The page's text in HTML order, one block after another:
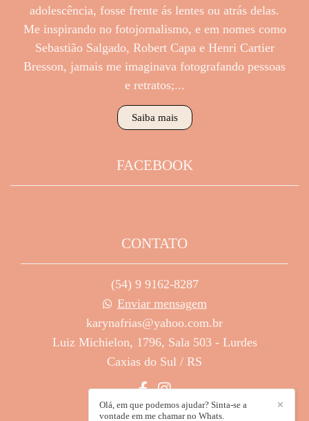
adolescência, fosse frente ás lentes ou atrás delas.
Me inspirando no fotojornalismo, e em nomes como
Sebastião Salgado, Robert Capa e Henri Cartier
Bresson, jamais me imaginava fotografando pessoas
e retratos;...
Saiba mais
FACEBOOK
CONTATO
(54) 9 9162-8287
Enviar mensagem
karynafrias@yahoo.com.br
Luiz Michielon, 1796, Sala 503 - Lurdes
Caxias do Sul / RS
✕
Olá, em que podemos ajudar? Sinta-se a
vontade em me chamar no Whats.